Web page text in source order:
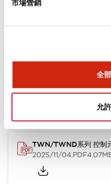
市場營銷
全
允
認
TWN/TWND系列 控制
2025/11/04.PDF